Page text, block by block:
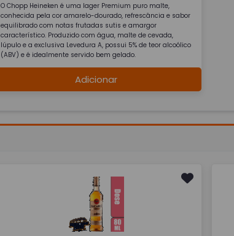
O Chopp Heineken é uma lager Premium puro malte,
conhecida pela cor amarelo-dourado, refrescância e sabor
equilibrado com notas frutadas sutis e amargor
característico. Produzido com água, malte de cevada,
lúpulo e a exclusiva Levedura A, possui 5% de teor alcoólico
(ABV) e é idealmente servido bem gelado.
Adicionar